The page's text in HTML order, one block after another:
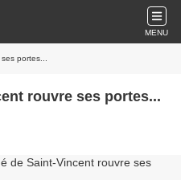
MENU
portes...
rouvre ses portes...